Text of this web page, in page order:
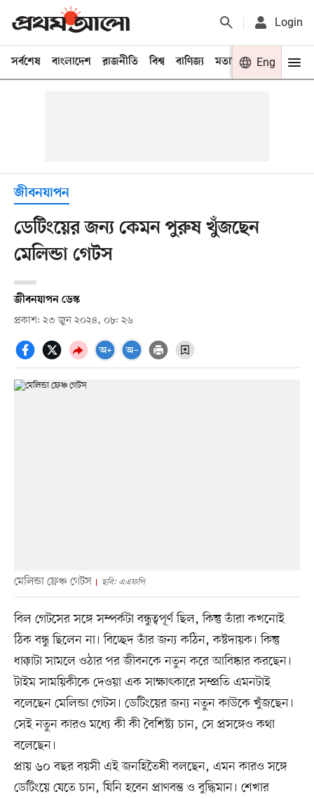
Login
সর্বশেষ বাংলাদেশ রাজনীতি বিশ্ব বাণিজ্য মতামত খেলা
Eng
জীবনযাপন
ডেটিংয়ের জন্য কেমন পুরুষ খুঁজছেন
মেলিন্ডা গেটস
জীবনযাপন ডেস্ক
প্রকাশ: ২৩ জুন ২০২৪, ০৮: ২৬
মেলিন্ডা ফ্রেঞ্চ গেটস ছবি: এএফপি
বিল গেটসের সঙ্গে সম্পর্কটা বন্ধুত্বপূর্ণ ছিল, কিন্তু তাঁরা কখনোই
ঠিক বন্ধু ছিলেন না। বিচ্ছেদ তাঁর জন্য কঠিন, কষ্টদায়ক। কিন্তু
ধাক্কাটা সামলে ওঠার পর জীবনকে নতুন করে আবিষ্কার করছেন।
টাইম সাময়িকীকে দেওয়া এক সাক্ষাৎকারে সম্প্রতি এমনটাই
বলেছেন মেলিন্ডা গেটস। ডেটিংয়ের জন্য নতুন কাউকে খুঁজছেন।
সেই নতুন কারও মধ্যে কী কী বৈশিষ্ট্য চান, সে প্রসঙ্গেও কথা
বলেছেন।
প্রায় ৬০ বছর বয়সী এই জনহিতৈষী বলছেন, এমন কারও সঙ্গে
ডেটিংয়ে যেতে চান, যিনি হবেন প্রাণবন্ত ও বুদ্ধিমান। শেখার